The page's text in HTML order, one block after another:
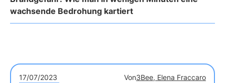
wachsende Bedrohung kartiert
17/07/2023 Von3Bee, Elena Fraccaro